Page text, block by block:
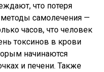
что потеря
самолечения —
часов, что человек
токсинов в крови
начинаются
и печени. Также